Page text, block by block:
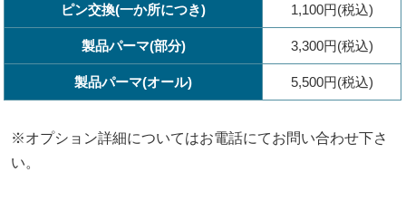
ピン交換(一か所につき) 1,100円(税込)
製品パーマ(部分) 3,300円(税込)
製品パーマ(オール) 5,500円(税込)
※オプション詳細についてはお電話にてお問い合わせ下さ
い。